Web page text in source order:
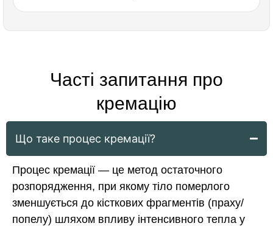
Часті запитання про
кремацію
Що таке процес кремації?
Процес кремації — це метод остаточного
розпорядження, при якому тіло померлого
зменшується до кісткових фрагментів (праху/
попелу) шляхом впливу інтенсивного тепла у